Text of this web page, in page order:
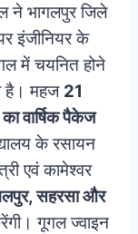
ने भागलपुर जिले
इंजीनियर के
में चयनित होने
है। महज 21
वार्षिक पैकेज
के रसायन
एवं कामेश्वर
सहरसा और
गूगल ज्‍वाइन